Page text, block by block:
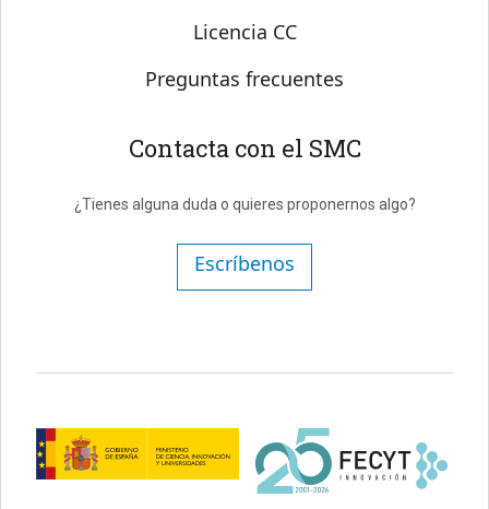
Licencia CC
Preguntas frecuentes
Contacta con el SMC
¿Tienes alguna duda o quieres proponernos algo?
Escríbenos